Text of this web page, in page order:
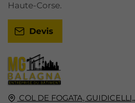
COL DE FOGATA, GUIDICELLI,,
Haute-Corse.
Devis